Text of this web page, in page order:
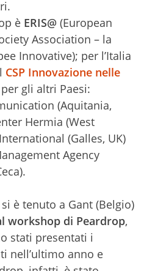
è ERIS@ (European
Association – la
Innovative); per l’Italia
CSP Innovazione nelle
gli altri Paesi:
(Aquitania,
Hermia (West
(Galles, UK)
Agency
è tenuto a Gant (Belgio)
workshop di Peardrop,
stati presentati i
nell’ultimo anno e